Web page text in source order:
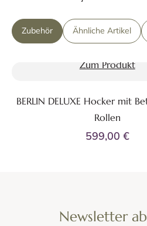
Zubehör Ähnliche Artikel
Zum Produkt
BERLIN DELUXE Hocker mit
Rollen
599,00 €
Newsletter